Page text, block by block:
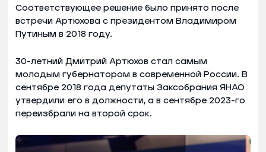
Соответствующее решение было принято после
встречи Артюхова с президентом Владимиром
Путиным в 2018 году.
30-летний Дмитрий Артюхов стал самым
молодым губернатором в современной России. В
сентябре 2018 года депутаты Заксобрания ЯНАО
утвердили его в должности, а в сентябре 2023-го
переизбрали на второй срок.